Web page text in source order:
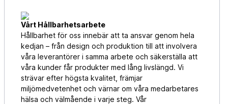
Vårt Hållbarhetsarbete
Hållbarhet för oss innebär att ta ansvar genom hela
kedjan – från design och produktion till att involvera
våra leverantörer i samma arbete och säkerställa att
våra kunder får produkter med lång livslängd. Vi
strävar efter högsta kvalitet, främjar
miljömedvetenhet och värnar om våra medarbetares
hälsa och välmående i varje steg. Vår